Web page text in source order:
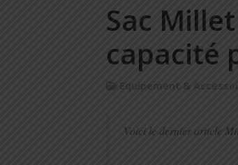
Sac
capacité
Equipement &
Voici le dernier article